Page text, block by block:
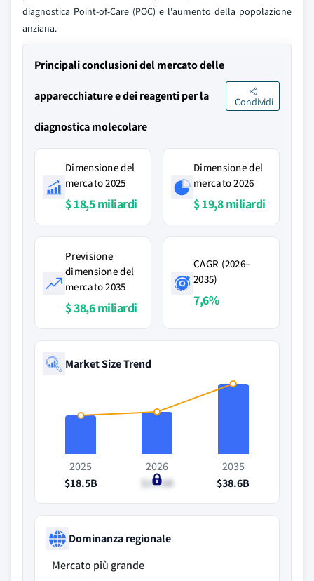
diagnostica Point-of-Care (POC) e l'aumento della popolazione
anziana.
Principali conclusioni del mercato delle
apparecchiature e dei reagenti per la
diagnostica molecolare
Condividi
Dimensione del
mercato 2025
$ 18,5 miliardi
Dimensione del
mercato 2026
$ 19,8 miliardi
Previsione
dimensione del
mercato 2035
$ 38,6 miliardi
CAGR (2026–
2035)
7,6%
Market Size Trend
2025
$18.5B
2026
$19.8B
2035
$38.6B
Dominanza regionale
Mercato più grande